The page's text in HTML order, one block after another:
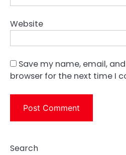
Website
Save my name, email,
browser for the next time I
Search